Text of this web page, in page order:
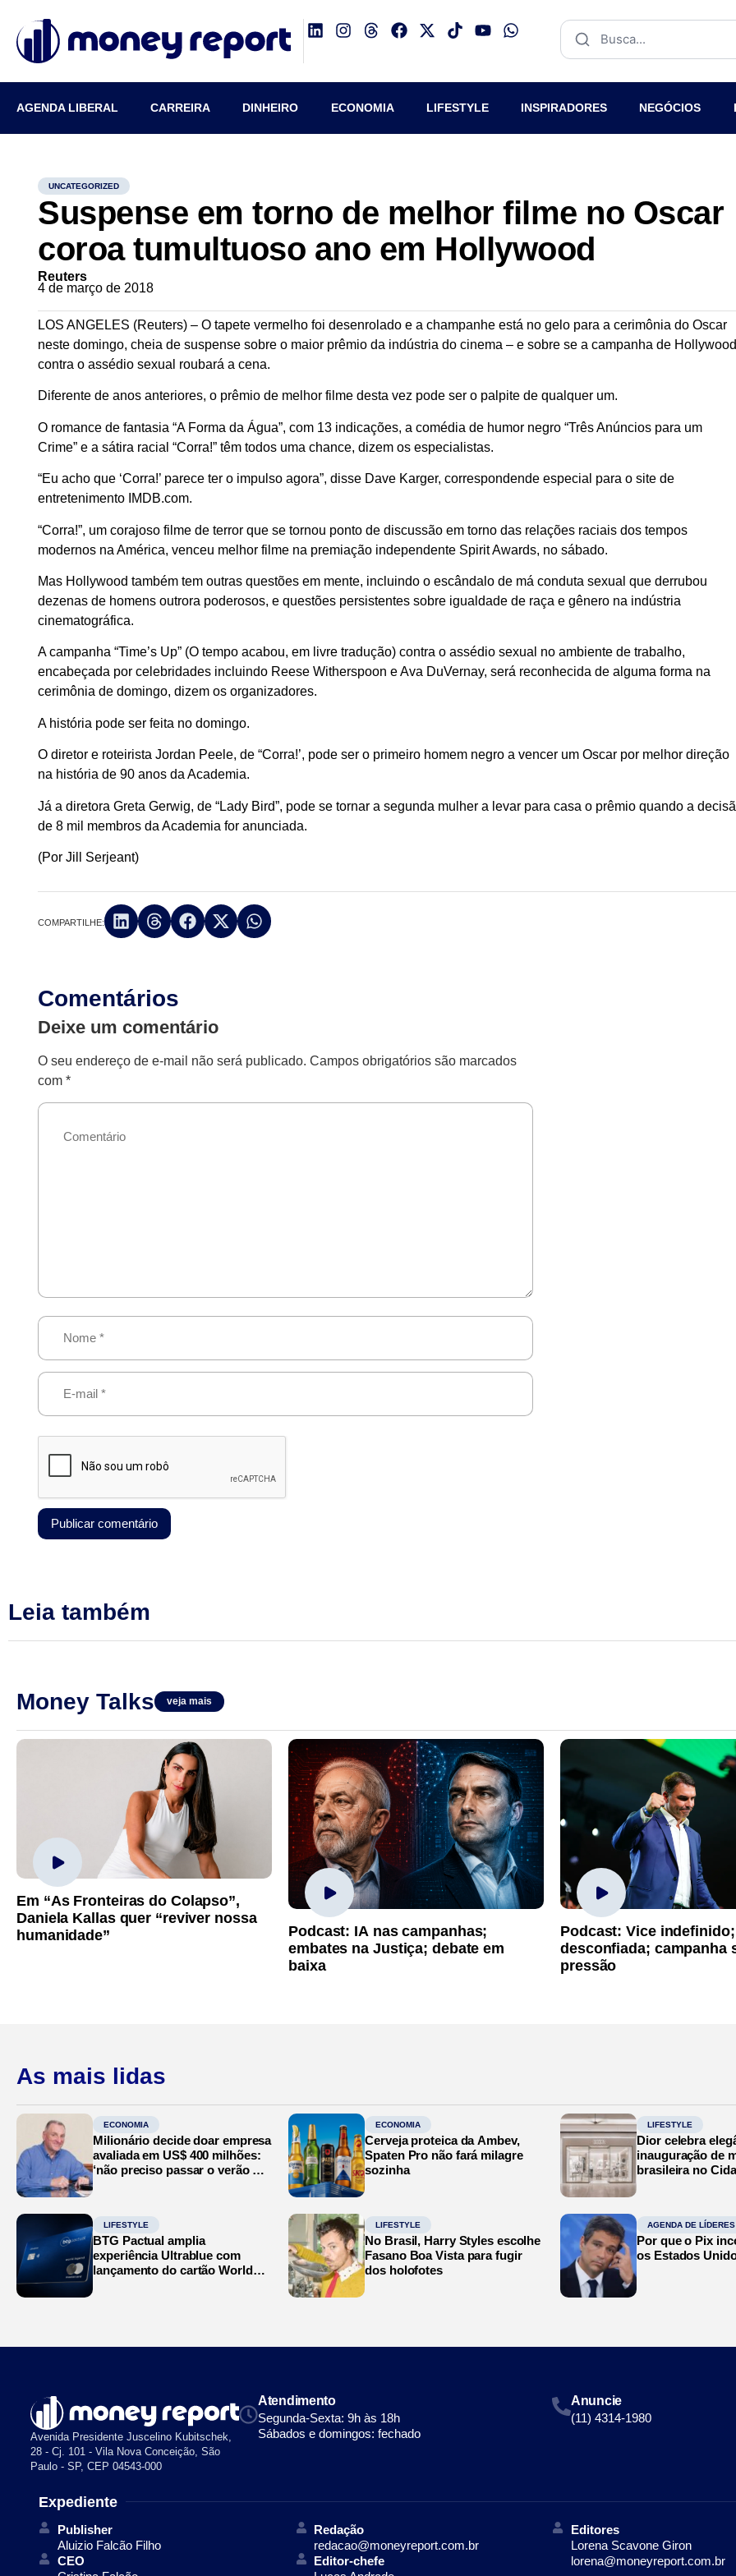
AGENDA LIBERAL CARREIRA DINHEIRO ECONOMIA LIFESTYLE INSPIRADORES NEGÓCIOS
UNCATEGORIZED
Suspense em torno de melhor filme no Oscar
coroa tumultuoso ano em Hollywood
Reuters
4 de março de 2018
LOS ANGELES (Reuters) – O tapete vermelho foi desenrolado e a champanhe está no gelo para a cerimônia do Oscar
neste domingo, cheia de suspense sobre o maior prêmio da indústria do cinema – e sobre se a campanha de
contra o assédio sexual roubará a cena.
Diferente de anos anteriores, o prêmio de melhor filme desta vez pode ser o palpite de qualquer um.
O romance de fantasia “A Forma da Água”, com 13 indicações, a comédia de humor negro “Três Anúncios para um
Crime” e a sátira racial “Corra!” têm todos uma chance, dizem os especialistas.
“Eu acho que ‘Corra!’ parece ter o impulso agora”, disse Dave Karger, correspondende especial para o site de
entretenimento IMDB.com.
“Corra!”, um corajoso filme de terror que se tornou ponto de discussão em torno das relações raciais dos tempos
modernos na América, venceu melhor filme na premiação independente Spirit Awards, no sábado.
Mas Hollywood também tem outras questões em mente, incluindo o escândalo de má conduta sexual que derrubou
dezenas de homens outrora poderosos, e questões persistentes sobre igualdade de raça e gênero na indústria
cinematográfica.
A campanha “Time’s Up” (O tempo acabou, em livre tradução) contra o assédio sexual no ambiente de trabalho,
encabeçada por celebridades incluindo Reese Witherspoon e Ava DuVernay, será reconhecida de alguma forma na
cerimônia de domingo, dizem os organizadores.
A história pode ser feita no domingo.
O diretor e roteirista Jordan Peele, de “Corra!’, pode ser o primeiro homem negro a vencer um Oscar por melhor direção
na história de 90 anos da Academia.
Já a diretora Greta Gerwig, de “Lady Bird”, pode se tornar a segunda mulher a levar para casa o prêmio quando a
de 8 mil membros da Academia for anunciada.
(Por Jill Serjeant)
COMPARTILHE:
Comentários
Deixe um comentário
O seu endereço de e-mail não será publicado. Campos obrigatórios são marcados
com*
Leia também
Money Talks veja mais
Em “As Fronteiras do Colapso”,
Daniela Kallas quer “reviver nossa
humanidade”
Podcast: IA nas campanhas;
embates na Justiça; debate em
baixa
Podcast: Vice
desconfiada; campanha
pressão
As mais lidas
ECONOMIA
Milionário decide doar empresa
avaliada em US$ 400 milhões:
‘não preciso passar o verão no
ECONOMIA
Cerveja proteica da Ambev,
Spaten Pro não fará milagre
sozinha
LIFESTYLE
Dior celebra
inauguração de
brasileira no
LIFESTYLE
BTG Pactual amplia
experiência Ultrablue com
lançamento do cartão World
LIFESTYLE
No Brasil, Harry Styles escolhe
Fasano Boa Vista para fugir
dos holofotes
AGENDA DE LÍDERES
Por que o Pix
os Estados
Avenida Presidente Juscelino Kubitschek,
28 - Cj. 101 - Vila Nova Conceição, São
Paulo - SP, CEP 04543-000
Atendimento
Segunda-Sexta: 9h às 18h
Sábados e domingos: fechado
Anuncie
(11) 4314-1980
Expediente
Publisher
Aluizio Falcão Filho
CEO
Redação
redacao@moneyreport.com.br
Editor-chefe
Editores
Lorena Scavone Giron
lorena@moneyreport.com.br